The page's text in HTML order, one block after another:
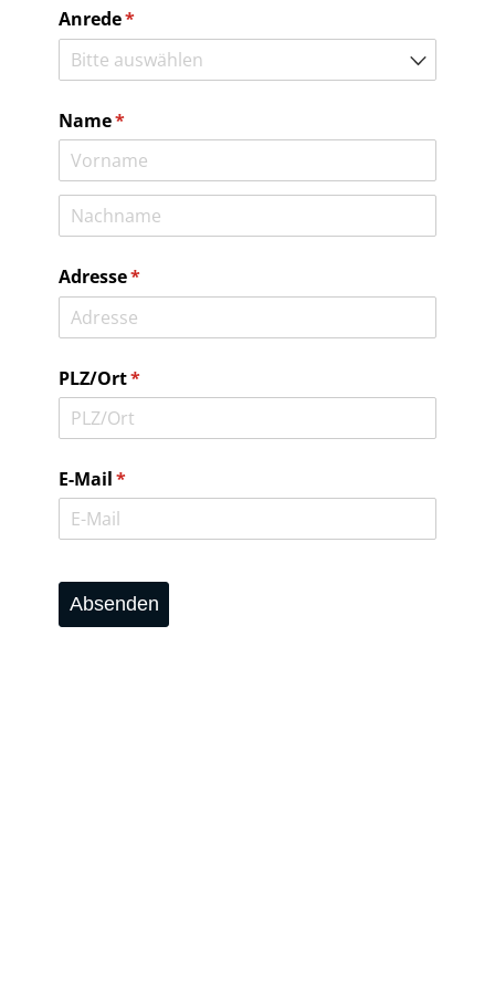
Anrede*
(erforderlich)
Name*
(erforderlich)
Adresse*
(erforderlich)
PLZ/​Ort*
(erforderlich)
E-Mail *
(erforderlich)
Absenden